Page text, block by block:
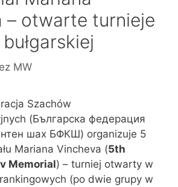
– otwarte turnieje
MW
Szachów
(Българска федерация
шах БФКШ) organizuje 5
Mariana Vincheva (5th
Memorial) – turniej otwarty w
(po dwie grupy w